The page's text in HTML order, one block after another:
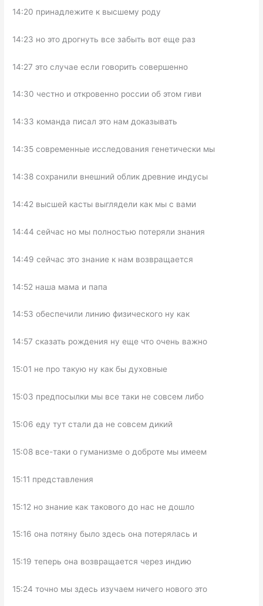
14:20 принадлежите к высшему роду
14:23 но это дрогнуть все забыть вот еще раз
14:27 это случае если говорить совершенно
14:30 честно и откровенно россии об этом гиви
14:33 команда писал это нам доказывать
14:35 современные исследования генетически мы
14:38 сохранили внешний облик древние индусы
14:42 высшей касты выглядели как мы с вами
14:44 сейчас но мы полностью потеряли знания
14:49 сейчас это знание к нам возвращается
14:52 наша мама и папа
14:53 обеспечили линию физического ну как
14:57 сказать рождения ну еще что очень важно
15:01 не про такую ну как бы духовные
15:03 предпосылки мы все таки не совсем либо
15:06 еду тут стали да не совсем дикий
15:08 все-таки о гуманизме о доброте мы имеем
15:11 представления
15:12 но знание как такового до нас не дошло
15:16 она потяну было здесь она потерялась и
15:19 теперь она возвращается через индию
15:24 точно мы здесь изучаем ничего нового это